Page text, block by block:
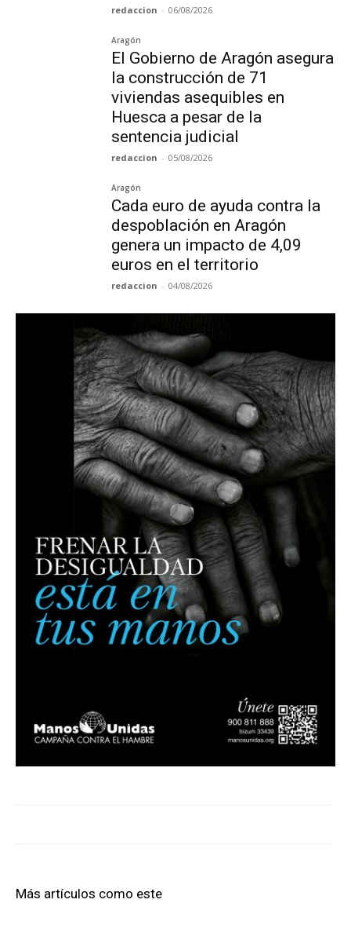
redaccion - 06/08/2026
Aragón
El Gobierno de Aragón asegura
la construcción de 71
viviendas asequibles en
Huesca a pesar de la
sentencia judicial
redaccion - 05/08/2026
Aragón
Cada euro de ayuda contra la
despoblación en Aragón
genera un impacto de 4,09
euros en el territorio
redaccion - 04/08/2026
Más artículos como este